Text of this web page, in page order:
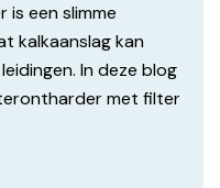
een slimme
kalkaanslag kan
In deze blog
met filter